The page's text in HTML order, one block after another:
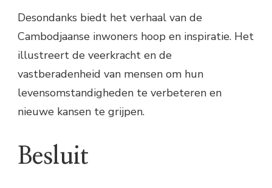
Desondanks biedt het verhaal van de
Cambodjaanse inwoners hoop en inspiratie. Het
illustreert de veerkracht en de
vastberadenheid van mensen om hun
levensomstandigheden te verbeteren en
nieuwe kansen te grijpen.
Besluit